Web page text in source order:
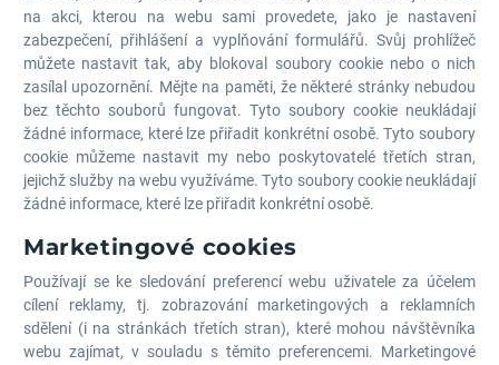
na akci, kterou na webu sami provedete, jako je nastavení
zabezpečení, přihlášení a vyplňování formulářů. Svůj prohlížeč
můžete nastavit tak, aby blokoval soubory cookie nebo o nich
zasílal upozornění. Mějte na paměti, že některé stránky nebudou
bez těchto souborů fungovat. Tyto soubory cookie neukládají
žádné informace, které lze přiřadit konkrétní osobě. Tyto soubory
cookie můžeme nastavit my nebo poskytovatelé třetích stran,
jejichž služby na webu využíváme. Tyto soubory cookie neukládají
žádné informace, které lze přiřadit konkrétní osobě.
Marketingové cookies
Používají se ke sledování preferencí webu uživatele za účelem
cílení reklamy, tj. zobrazování marketingových a reklamních
sdělení (i na stránkách třetích stran), které mohou návštěvníka
webu zajímat, v souladu s těmito preferencemi. Marketingové